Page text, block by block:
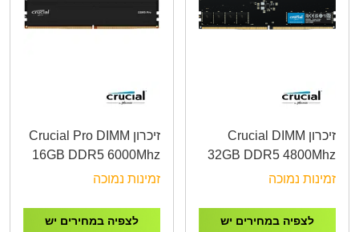
זיכרון Crucial DIMM
32GB DDR5 4800Mhz
זמינות נמוכה
לצפיה במחירים יש
זיכרון Crucial Pro DIMM
16GB DDR5 6000Mhz
CL48
זמינות נמוכה
לצפיה במחירים יש